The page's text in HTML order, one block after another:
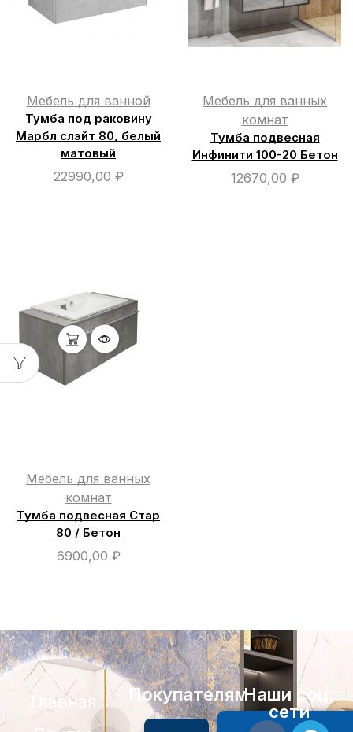
Мебель для ванной
Тумба под раковину
Марбл слэйт 80, белый
матовый
22990,00 ₽
Мебель для ванных
комнат
Тумба подвесная
Инфинити 100-20 Бетон
12670,00 ₽
Мебель для ванных
комнат
Тумба подвесная Стар
80 / Бетон
6900,00 ₽
Главная
ПокупателямНаши соц.
сети